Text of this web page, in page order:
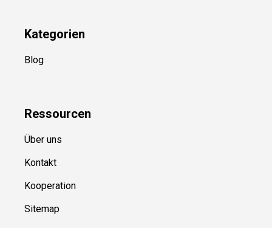
Kategorien
Blog
Ressourcen
Über uns
Kontakt
Kooperation
Sitemap